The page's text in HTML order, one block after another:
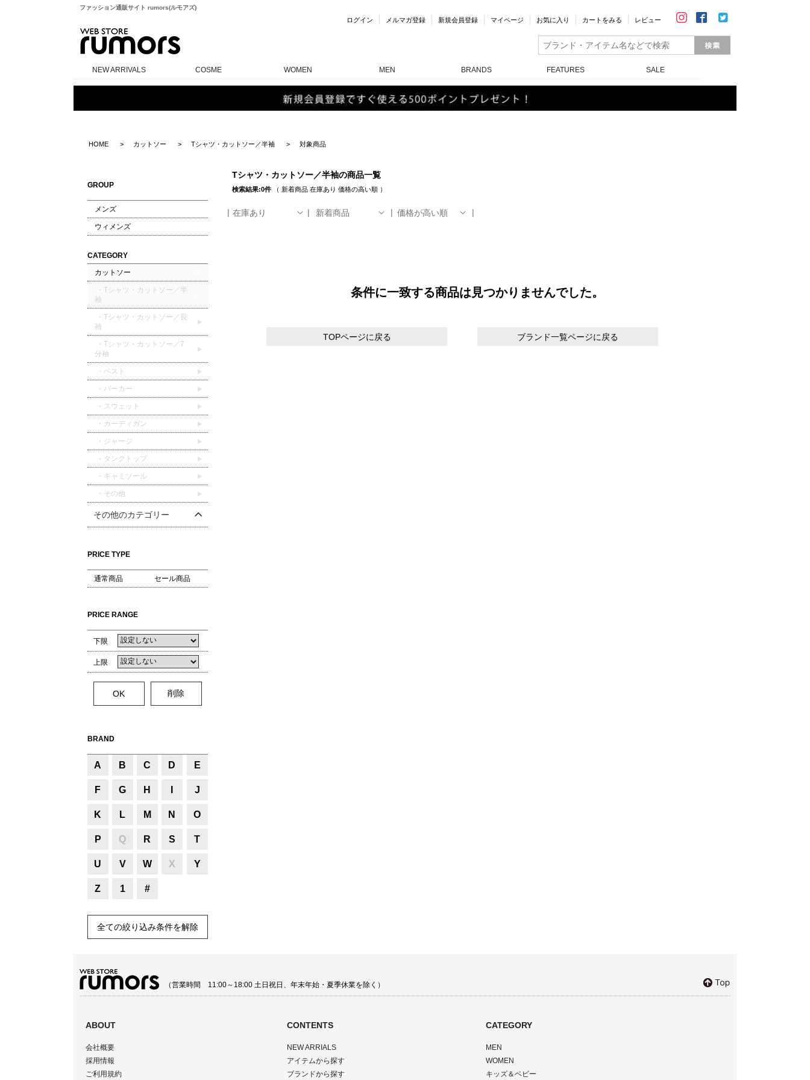
ファッション通販サイト rumors(ルモアズ)
ログイン メルマガ登録 新規会員登録 マイページ お気に入り カートをみる レビュー
NEW ARRIVALS COSME WOMEN MEN BRANDS FEATURES SALE
HOME カットソー Tシャツ・カットソー／半袖 対象商品
GROUP
メンズ
ウィメンズ
CATEGORY
カットソー
・Tシャツ・カットソー／半
袖
・Tシャツ・カットソー／長
袖
・Tシャツ・カットソー／7
分袖
・ベスト
・パーカー
・スウェット
・カーディガン
・ジャージ
・タンクトップ
・キャミソール
・その他
その他のカテゴリー
PRICE TYPE
通常商品 セール商品
PRICE RANGE
下限
上限
BRAND
A B C D E
F G H J
K L M N O
P Q R S T
U V W X Y
Z 1 #
全ての絞り込み条件を解除
Tシャツ・カットソー／半袖の商品一覧
検索結果:0件（ 新着商品 在庫あり 価格の高い順）
在庫あり 新着商品 価格が高い順
条件に一致する商品は見つかりませんでした。
TOPページに戻る ブランド一覧ページに戻る
（営業時間 11:00～18:00 土日祝日、年末年始・夏季休業を除く）
ABOUT
会社概要
採用情報
ご利用規約
CONTENTS
NEW ARRIALS
アイテムから探す
ブランドから探す
CATEGORY
MEN
WOMEN
キッズ＆ベビー